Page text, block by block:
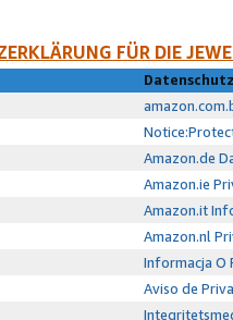
FÜR DIE
Amazon.de
Amazon.ie
Amazon.it
Amazon.nl
Informacja O
Aviso de